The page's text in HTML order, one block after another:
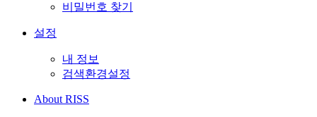
비밀번호 찾기
설정
내 정보
검색환경설정
About RISS